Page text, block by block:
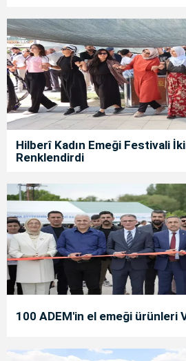
Hilberî Kadın Emeği Festivali
Renklendirdi
100 ADEM'in el emeği ürünleri